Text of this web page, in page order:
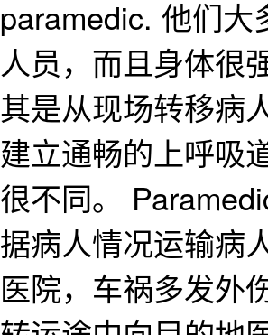
paramedic. 他们大
人员，而且身体很
其是从现场转移病
建立通畅的上呼吸
很不同。
据病人情况运输病
医院，车祸多发外